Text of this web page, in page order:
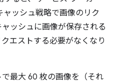
ャッシュ戦略で画像のリク
ッシュに画像が保存される
エストする必要がなくなり
最大 60 枚の画像を（それ